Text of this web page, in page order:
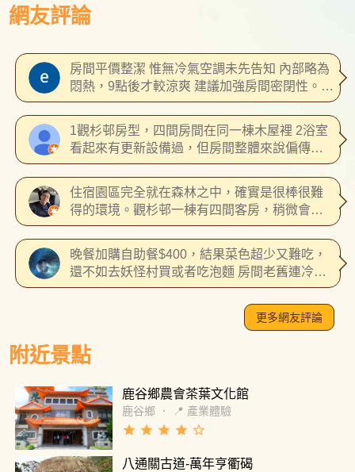
網友評論
房間平價整潔 惟無冷氣空調未先告知 內部略為
悶熱，9點後才較涼爽 建議加強房間密閉性。床
上就爬出大螞蟻，房內也陸續出現數隻椿象和
不知名小蟲 但加購的自助餐晚餐體驗真的非常
糟糕， 要價400元的自助餐菜色及肉品不多
（僅雞魚各一）且烹調品質不佳 考量觀光區 菜
肉表面黑硬內部乾柴…口感像多次重複加熱
的。其他菜也是類似水準，故晚餐都在吃水餃
希望廚師能好好調整，珍惜食材！ 隔天早餐就
不錯，與晚餐差異很大
1觀杉邨房型，四間房間在同一棟木屋裡 2浴室
看起來有更新設備過，但房間整體來說偏傳統
老舊 3若隔壁有住其他房客，隔音不太好 4床偏
硬，有冰箱、除濕機、電視、吹風機、電風扇 5
沒有冷氣，但完全不會熱，到晚上有涼意 6目前
附的晚餐是到餐廳用餐，不會和陌生人共桌，
自助式，白粥配些小菜、饅頭、豆漿，可惜飲
料、咖啡機都沒開放 8因疫情目前沒有夜間導覽
9窗外能聽見鳥叫、各種生物的聲音，適合喜歡
大自然的人，房內偶爾有小蟲、飛蛾 10青年活
動中心離主要步道遠一點，到空中走廊、神木
很不熟練，人多時要排隊等入住 12若想去附近
過後，第二大門只出不進，所以從妖怪村回來
要從第一大門，繞了好大一圈，這些入住時都
沒有詳細說明，園區內各單位只經營自己的，
沒有統整
住宿園區完全就在森林之中，確實是很棒很難
得的環境。觀杉邨一棟有四間客房，稍微會聽
到隔壁的聲響，硬體設施算堪用，最大的賣點
還是窗外的森林美景。早餐不太美味，而且沒
有很積極的補充餐檯，晚一點到會感覺很多餐
檯都見底。服務人員也感覺沒那麼熱忱。雖然
晚餐加購自助餐$400，結果菜色超少又難吃，
還不如去妖怪村買或者吃泡麵 房間老舊連冷氣
都沒有，只有電扇... 第二天中午想吃泡麵，才
發現整個活動中心大廳都沒有飲水機（沒有滾
水）... 溪頭環境優美，但一日遊即可...更多網友評論
附近景點
鹿谷鄉農會茶葉文化館
鹿谷鄉 ． 📍 產業體驗
grade grade grade grade star_border
八通關古道-萬年亨衢碣